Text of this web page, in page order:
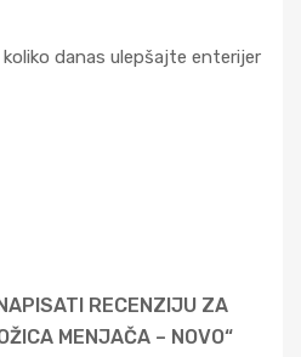
danas ulepšajte enterijer
RECENZIJU ZA
MENJAČA – NOVO“